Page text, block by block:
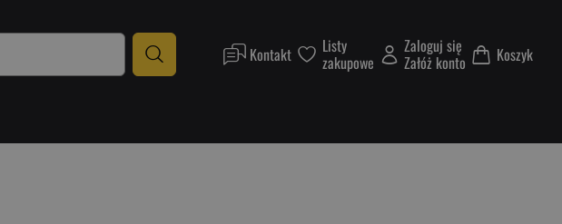
Kontakt Listy
zakupowe
Zaloguj się
Załóż konto Koszyk